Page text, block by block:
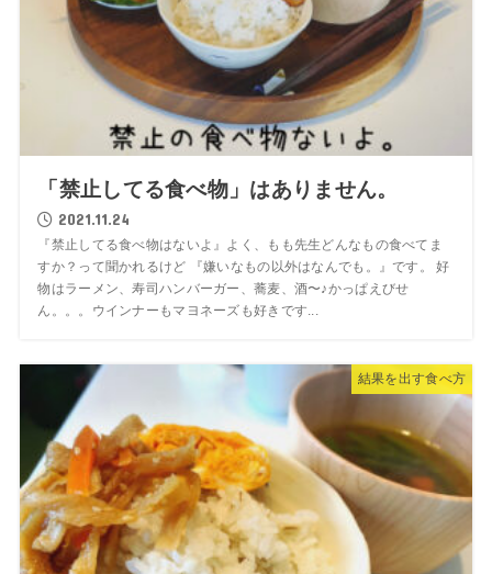
「禁止してる食べ物」はありません。
2021.11.24
『禁止してる食べ物はないよ』よく、もも先生どんなもの食べてま
すか？って聞かれるけど 『嫌いなもの以外はなんでも。』です。 好
物はラーメン、寿司ハンバーガー、蕎麦、酒〜♪かっぱえびせ
ん。。。ウインナーもマヨネーズも好きです...
結果を出す食べ方